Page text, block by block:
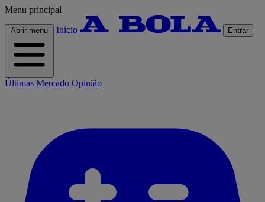
Menu principal
Abrir menu Início Entrar
Últimas Mercado Opinião